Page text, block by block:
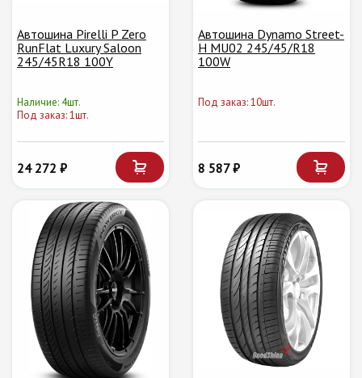
Автошина Pirelli P Zero
RunFlat Luxury Saloon
245/45R18 100Y
Наличие: 4шт.
Под заказ: 1шт.
24 272 ₽
Автошина Dynamo Street-
H MU02 245/45/R18
100W
Под заказ: 10шт.
8 587 ₽